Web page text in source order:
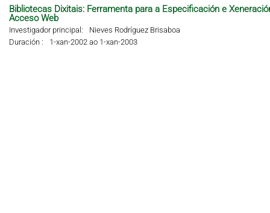
Bibliotecas Dixitais: Ferramenta para a Especificación e
Acceso Web
Investigador principal:
Nieves Rodríguez Brisaboa
Duración :
1-xan-2002 ao 1-xan-2003